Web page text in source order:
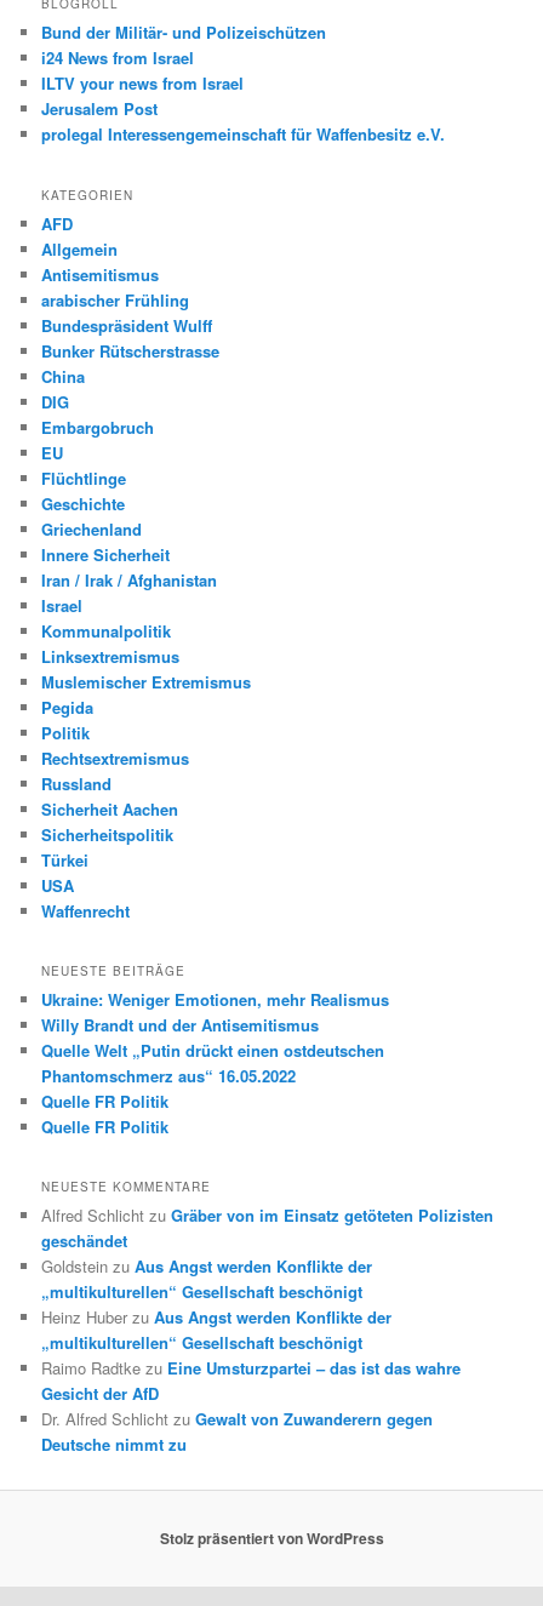
n
BLOGROLL
Bund der Militär- und Polizeischützen
i24 News from Israel
ILTV your news from Israel
Jerusalem Post
prolegal Interessengemeinschaft für Waffenbesitz e.V.
KATEGORIEN
AFD
Allgemein
Antisemitismus
arabischer Frühling
Bundespräsident Wulff
Bunker Rütscherstrasse
China
DIG
Embargobruch
EU
Flüchtlinge
Geschichte
Griechenland
Innere Sicherheit
Iran / Irak / Afghanistan
Israel
Kommunalpolitik
Linksextremismus
Muslemischer Extremismus
Pegida
Politik
Rechtsextremismus
Russland
Sicherheit Aachen
Sicherheitspolitik
Türkei
USA
Waffenrecht
NEUESTE BEITRÄGE
Ukraine: Weniger Emotionen, mehr Realismus
Willy Brandt und der Antisemitismus
Quelle Welt „Putin drückt einen ostdeutschen
Phantomschmerz aus“ 16.05.2022
Quelle FR Politik
Quelle FR Politik
NEUESTE KOMMENTARE
Alfred Schlicht zuGräber von im Einsatz getöteten Polizisten
geschändet
Goldstein zuAus Angst werden Konflikte der
„multikulturellen“ Gesellschaft beschönigt
Heinz Huber zuAus Angst werden Konflikte der
„multikulturellen“ Gesellschaft beschönigt
Raimo Radtke zu Eine Umsturzpartei – das ist das wahre
Gesicht der AfD
Dr. Alfred Schlicht zuGewalt von Zuwanderern gegen
Deutsche nimmt zu
Stolz präsentiert von WordPress